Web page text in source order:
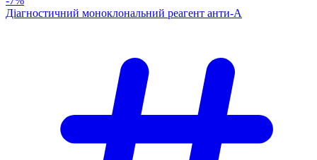
Діагностичний моноклональний реагент анти-А